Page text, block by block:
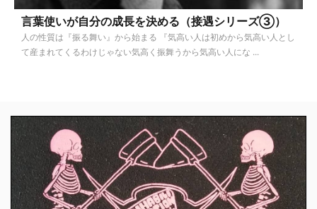
言葉使いが自分の成長を決める（接遇シリーズ③）
人の性質は『振る舞い』から始まる 『気高い人は初めから気高い人とし
て産まれてくるわけじゃない気高く振舞うから気高い人にな ...